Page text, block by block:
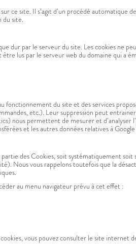
ce site. Il s’agit d’un procédé
du site.
dur par le serveur du site. Les cookies
lus par le serveur web du domaine qui a
au fonctionnement du site et des services
etc.). Leur suppression peut
nous permettent de mesurer et
et les autres données relatives à
des Cookies, soit systématiquement
Nous vous rappelons toutefois que la
au menu navigateur prévu à cet effet :
vous pouvez consulter le site internet